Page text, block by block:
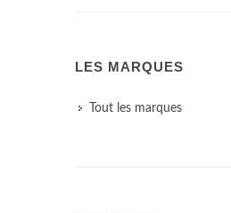
LES MARQUES
Tout les marques